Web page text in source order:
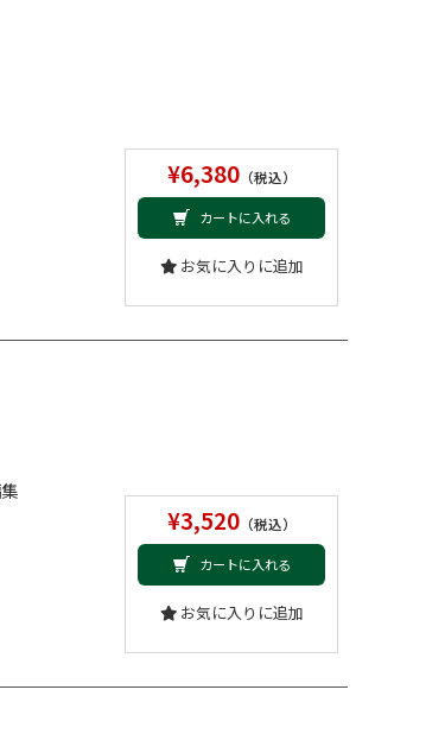
¥6,380（税込）
カートに入れる
お気に入りに追加
¥3,520（税込）
カートに入れる
お気に入りに追加